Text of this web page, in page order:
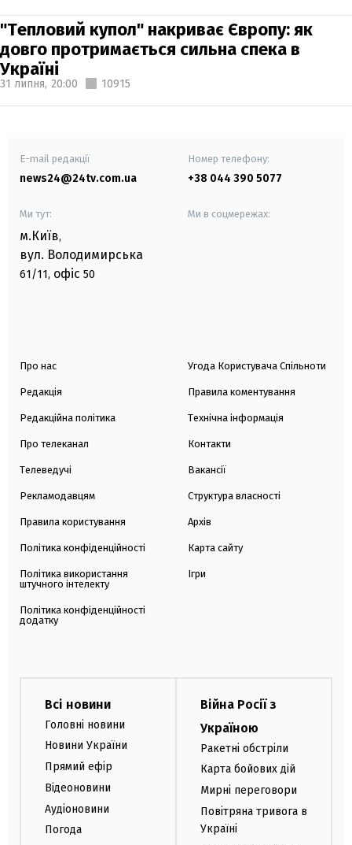
"Тепловий купол" накриває Європу: як
довго протримається сильна спека в
Україні
31 липня, 20:00 10915
E-mail редакції
news24@24tv.com.ua
Номер телефону:
+38 044 390 5077
Ми тут:
м.Київ,
вул. Володимирська
61/11, офіс 50
Ми в соцмережах:
Про нас
Редакція
Редакційна політика
Про телеканал
Телеведучі
Рекламодавцям
Правила користування
Політика конфіденційності
Політика використання
штучного інтелекту
Політика конфіденційності
додатку
Угода Користувача Спільноти
Правила коментування
Технічна інформація
Контакти
Вакансії
Структура власності
Архів
Карта сайту
Ігри
Всі новини
Головні новини
Новини України
Прямий ефір
Відеоновини
Аудіоновини
Погода
Війна Росії з
Україною
Ракетні обстріли
Карта бойових дій
Мирні переговори
Повітряна тривога в
Україні